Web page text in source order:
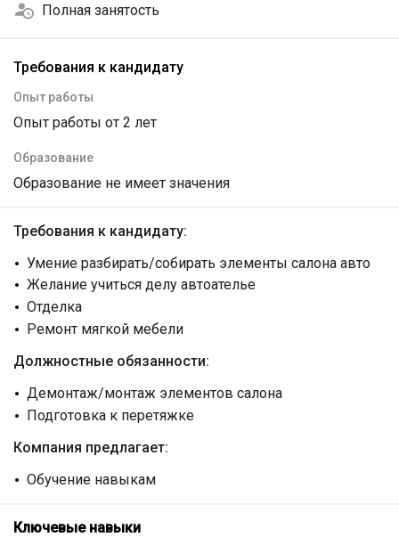
Полная занятость
Требования к кандидату
Опыт работы
Опыт работы от 2 лет
Образование
Образование не имеет значения
Требования к кандидату:
Умение разбирать/собирать элементы салона авто
Желание учиться делу автоателье
Отделка
Ремонт мягкой мебели
Должностные обязанности:
Демонтаж/монтаж элементов салона
Подготовка к перетяжке
Компания предлагает:
Обучение навыкам
Ключевые навыки